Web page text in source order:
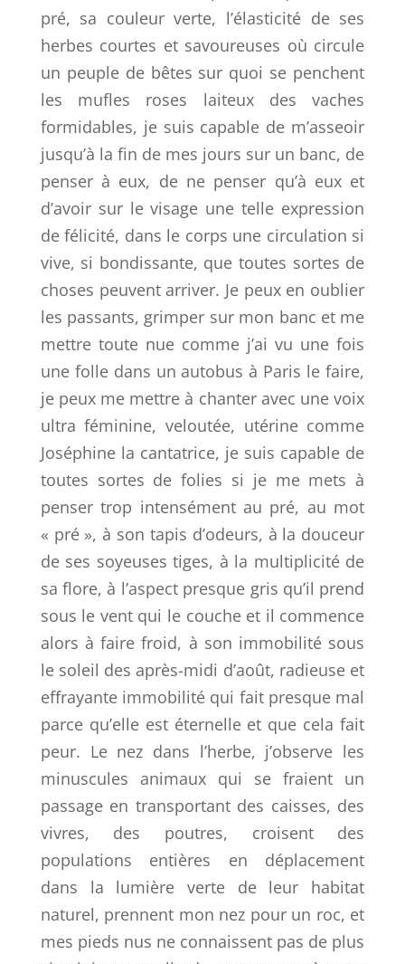
pré, sa couleur verte, l’élasticité de ses
herbes courtes et savoureuses où circule
un peuple de bêtes sur quoi se penchent
les mufles roses laiteux des vaches
formidables, je suis capable de m’asseoir
jusqu’à la fin de mes jours sur un banc, de
penser à eux, de ne penser qu’à eux et
d’avoir sur le visage une telle expression
de félicité, dans le corps une circulation si
vive, si bondissante, que toutes sortes de
choses peuvent arriver. Je peux en oublier
les passants, grimper sur mon banc et me
mettre toute nue comme j’ai vu une fois
une folle dans un autobus à Paris le faire,
je peux me mettre à chanter avec une voix
ultra féminine, veloutée, utérine comme
Joséphine la cantatrice, je suis capable de
toutes sortes de folies si je me mets à
penser trop intensément au pré, au mot
« pré », à son tapis d’odeurs, à la douceur
de ses soyeuses tiges, à la multiplicité de
sa flore, à l’aspect presque gris qu’il prend
sous le vent qui le couche et il commence
alors à faire froid, à son immobilité sous
le soleil des après-midi d’août, radieuse et
effrayante immobilité qui fait presque mal
parce qu’elle est éternelle et que cela fait
peur. Le nez dans l’herbe, j’observe les
minuscules animaux qui se fraient un
passage en transportant des caisses, des
vivres, des poutres, croisent des
populations entières en déplacement
dans la lumière verte de leur habitat
naturel, prennent mon nez pour un roc, et
mes pieds nus ne connaissent pas de plus